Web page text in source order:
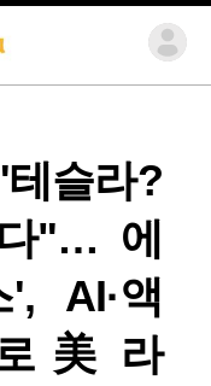
슬라?
"… 에
', AI·액
美 라